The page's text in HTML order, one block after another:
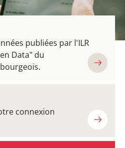
publiées par l'ILR
Data" du
connexion